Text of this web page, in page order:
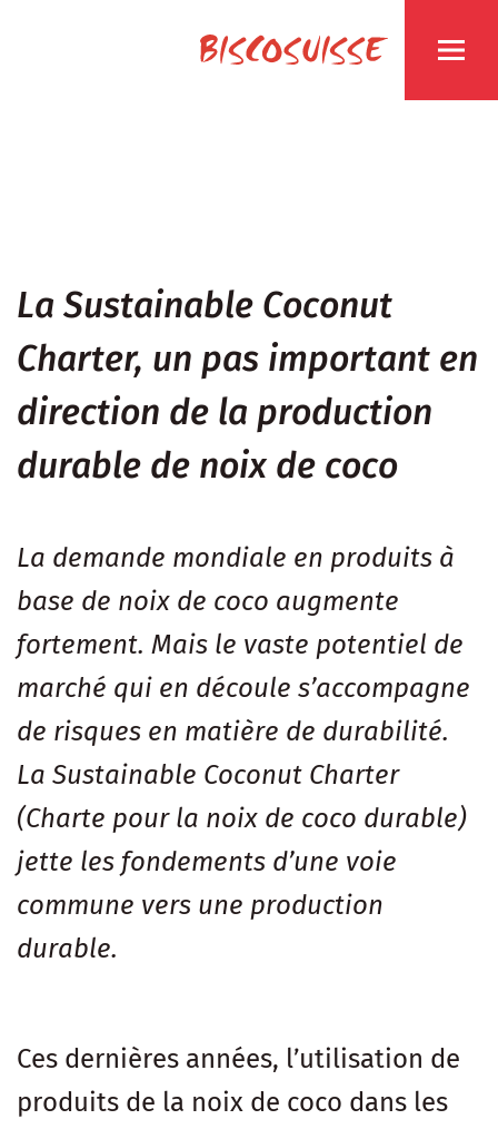
La Sustainable Coconut
Charter, un pas important en
direction de la production
durable de noix de coco
La demande mondiale en produits à
base de noix de coco augmente
fortement. Mais le vaste potentiel de
marché qui en découle s’accompagne
de risques en matière de durabilité.
La Sustainable Coconut Charter
(Charte pour la noix de coco durable)
jette les fondements d’une voie
commune vers une production
durable.
Ces dernières années, l’utilisation de
produits de la noix de coco dans les